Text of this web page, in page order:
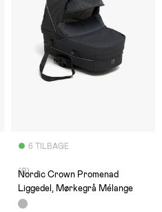
6 TILBAGE
(0)
Nordic Crown Promenad
Liggedel, Mørkegrå Mélange